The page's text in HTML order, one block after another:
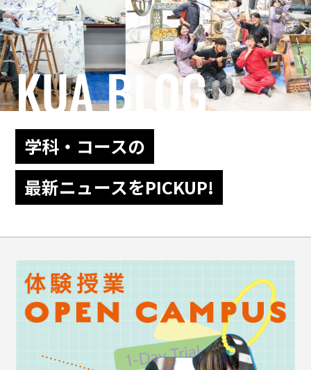
学科・コースの
最新ニュースをPICKUP!